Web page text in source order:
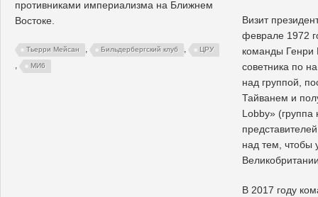
Визит
феврале 1972
команды Генри
советника по
над группой,
Тайванем и
Lobby» (группа
над тем, чтобы
В 2017 году
противниками империализма на Ближнем
Востоке.
Тьерри Мейсан , Бильдербергский клуб , ЦРУ
, МИ6